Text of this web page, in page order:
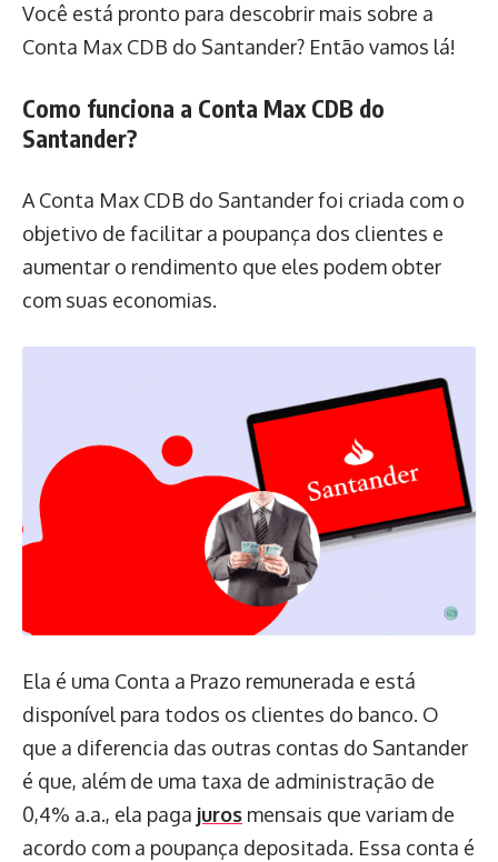
Você está pronto para descobrir mais sobre a
Conta Max CDB do Santander? Então vamos lá!
Como funciona a Conta Max CDB do
Santander?
A Conta Max CDB do Santander foi criada com o
objetivo de facilitar a poupança dos clientes e
aumentar o rendimento que eles podem obter
com suas economias.
Ela é uma Conta a Prazo remunerada e está
disponível para todos os clientes do banco. O
que a diferencia das outras contas do Santander
é que, além de uma taxa de administração de
0,4% a.a., ela paga juros mensais que variam de
acordo com a poupança depositada. Essa conta é